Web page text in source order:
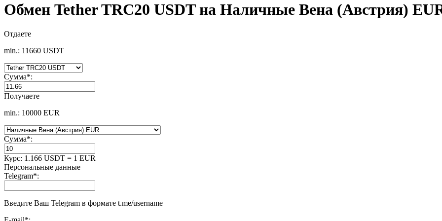
Обмен Tether TRC20 USDT на Наличные Вена (Австрия)
Отдаете
min.: 11660 USDT
Сумма*:
Получаете
min.: 10000 EUR
Сумма*:
Курс: 1.166 USDT = 1 EUR
Персональные данные
Telegram*:
Введите Ваш Telegram в формате t.me/username